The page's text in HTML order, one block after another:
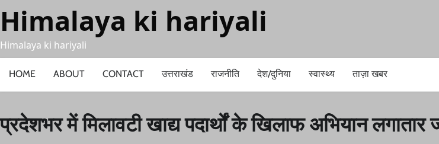
to
content
Himalaya ki hariyali
Himalaya ki hariyali
HOME ABOUT CONTACT उत्तराखंड राजनीति देश/दुनिया स्वास्थ्य ताज़ा खबर
प्रदेशभर में मिलावटी खाद्य पदार्थों के खिलाफ अभियान लगातार